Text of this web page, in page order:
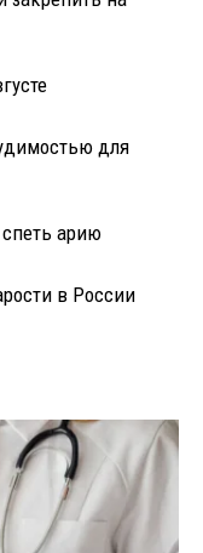
для
арию
в России